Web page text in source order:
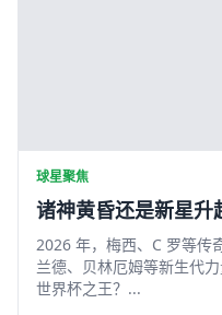
球星聚焦
诸神黄昏还是新星升
2026 年，梅西、C 罗等传
兰德、贝林厄姆等新生代
世界杯之王？...